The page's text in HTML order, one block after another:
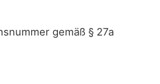
gemäß § 27a